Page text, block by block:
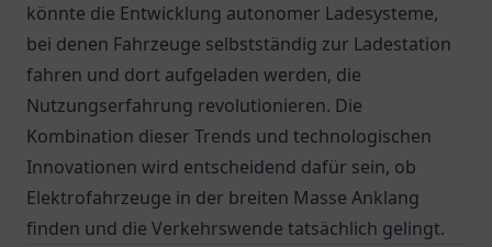
könnte die Entwicklung autonomer Ladesysteme,
bei denen Fahrzeuge selbstständig zur Ladestation
fahren und dort aufgeladen werden, die
Nutzungserfahrung revolutionieren. Die
Kombination dieser Trends und technologischen
Innovationen wird entscheidend dafür sein, ob
Elektrofahrzeuge in der breiten Masse Anklang
finden und die Verkehrswende tatsächlich gelingt.